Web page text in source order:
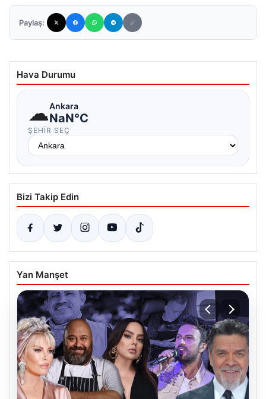
Paylaş:
Hava Durumu
☁Ankara
NaN°C
ŞEHIR SEÇ
Bizi Takip Edin
Yan Manşet